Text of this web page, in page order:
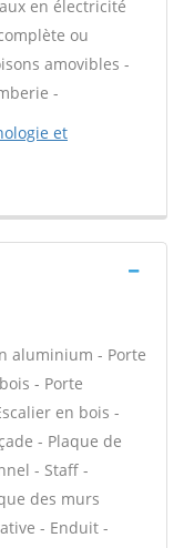
en électricité
ou
amovibles -
-
et
aluminium - Porte
- Porte
en bois -
- Plaque de
- Staff -
des murs
- Enduit -